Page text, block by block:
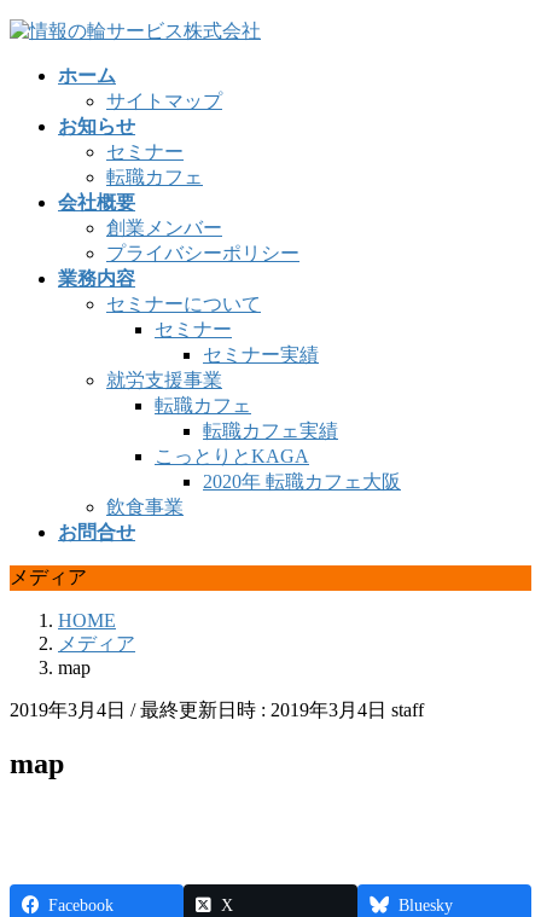
コ
ナ
ホーム
サイトマップ
お知らせ
セミナー
転職カフェ
会社概要
創業メンバー
プライバシーポリシー
業務内容
セミナーについて
セミナー
セミナー実績
就労支援事業
転職カフェ
転職カフェ実績
こっとりとKAGA
2020年 転職カフェ大阪
飲食事業
お問合せ
メディア
HOME
メディア
map
2019年3月4日 / 最終更新日時 : 2019年3月4日 staff
map
Facebook X Bluesky